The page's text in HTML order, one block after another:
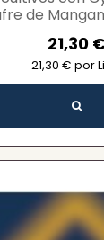
de
viñas y...
21,30
21,30 € por